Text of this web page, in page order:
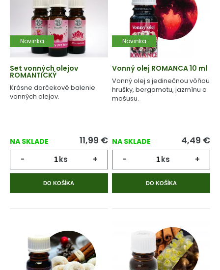
Novinka
Set vonných olejov
ROMANTICKÝ
Krásne darčekové balenie
vonných olejov.
NA SKLADE 11,99 €
- ks +
DO KOŠÍKA
Novinka
Vonný olej ROMANCA 10 ml
Vonný olej s jedinečnou vôňou
hrušky, bergamotu, jazmínu a
mošusu.
NA SKLADE 4,49 €
- ks +
DO KOŠÍKA